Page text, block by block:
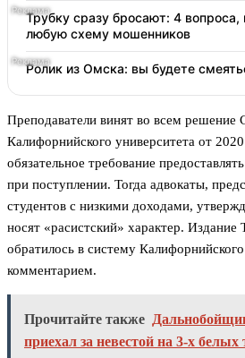
Трубку сразу бросают: 4
любую схему мошенников
Ролик из Омска: вы будете
Преподаватели винят во всем решение
Калифорнийского университета от
обязательное требование
при поступлении. Тогда адвокаты,
студентов с низкими доходами,
носят «расистский» характер. Издание
обратилось в систему Калифорнийского
комментарием.
Прочитайте также
приехал за невестой на 3-х белых